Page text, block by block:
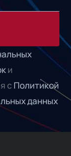
и
с Политикой
данных